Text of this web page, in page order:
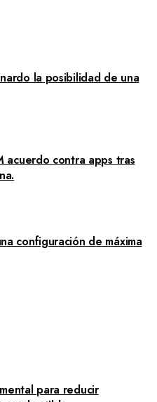
la posibilidad de una
acuerdo contra apps tras
configuración de máxima
para reducir